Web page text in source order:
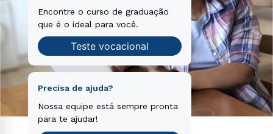
Encontre o curso de graduação
que é o ideal para você.
Teste vocacional
Precisa de ajuda?
Nossa equipe está sempre pronta
para te ajudar!